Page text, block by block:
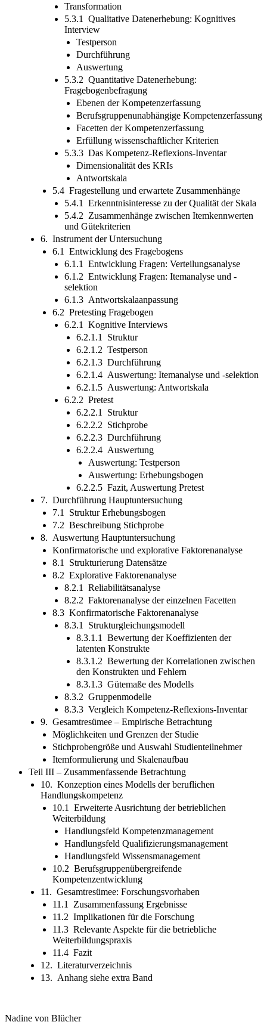
Transformation
5.3.1 Qualitative Datenerhebung: Kognitives
Interview
Testperson
Durchführung
Auswertung
5.3.2 Quantitative Datenerhebung:
Fragebogenbefragung
Ebenen der Kompetenzerfassung
Berufsgruppenunabhängige Kompetenzerfassung
Facetten der Kompetenzerfassung
Erfüllung wissenschaftlicher Kriterien
5.3.3 Das Kompetenz-Reflexions-Inventar
Dimensionalität des KRIs
Antwortskala
5.4 Fragestellung und erwartete Zusammenhänge
5.4.1 Erkenntnisinteresse zu der Qualität der Skala
5.4.2 Zusammenhänge zwischen Itemkennwerten
und Gütekriterien
6. Instrument der Untersuchung
6.1 Entwicklung des Fragebogens
6.1.1 Entwicklung Fragen: Verteilungsanalyse
6.1.2 Entwicklung Fragen: Itemanalyse und -
selektion
6.1.3 Antwortskalaanpassung
6.2 Pretesting Fragebogen
6.2.1 Kognitive Interviews
6.2.1.1 Struktur
6.2.1.2 Testperson
6.2.1.3 Durchführung
6.2.1.4 Auswertung: Itemanalyse und -selektion
6.2.1.5 Auswertung: Antwortskala
6.2.2 Pretest
6.2.2.1 Struktur
6.2.2.2 Stichprobe
6.2.2.3 Durchführung
6.2.2.4 Auswertung
Auswertung: Testperson
Auswertung: Erhebungsbogen
6.2.2.5 Fazit, Auswertung Pretest
7. Durchführung Hauptuntersuchung
7.1 Struktur Erhebungsbogen
7.2 Beschreibung Stichprobe
8. Auswertung Hauptuntersuchung
Konfirmatorische und explorative Faktorenanalyse
8.1 Strukturierung Datensätze
8.2 Explorative Faktorenanalyse
8.2.1 Reliabilitätsanalyse
8.2.2 Faktorenanalyse der einzelnen Facetten
8.3 Konfirmatorische Faktorenanalyse
8.3.1 Strukturgleichungsmodell
8.3.1.1 Bewertung der Koeffizienten der
latenten Konstrukte
8.3.1.2 Bewertung der Korrelationen zwischen
den Konstrukten und Fehlern
8.3.1.3 Gütemaße des Modells
8.3.2 Gruppenmodelle
8.3.3 Vergleich Kompetenz-Reflexions-Inventar
9. Gesamtresümee – Empirische Betrachtung
Möglichkeiten und Grenzen der Studie
Stichprobengröße und Auswahl Studienteilnehmer
Itemformulierung und Skalenaufbau
Teil III – Zusammenfassende Betrachtung
10. Konzeption eines Modells der beruflichen
Handlungskompetenz
10.1 Erweiterte Ausrichtung der betrieblichen
Weiterbildung
Handlungsfeld Kompetenzmanagement
Handlungsfeld Qualifizierungsmanagement
Handlungsfeld Wissensmanagement
10.2 Berufsgruppenübergreifende
Kompetenzentwicklung
11. Gesamtresümee: Forschungsvorhaben
11.1 Zusammenfassung Ergebnisse
11.2 Implikationen für die Forschung
11.3 Relevante Aspekte für die betriebliche
Weiterbildungspraxis
11.4 Fazit
12. Literaturverzeichnis
13. Anhang siehe extra Band
Nadine von Blücher